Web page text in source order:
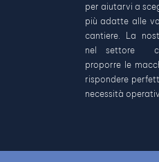
per aiutarvi a
più adatte alle
cantiere. La
nel settore
proporre le
rispondere
necessità